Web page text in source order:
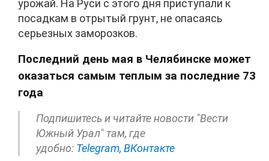
урожай. На Руси с этого дня приступали к
посадкам в отрытый грунт, не опасаясь
серьезных заморозков.
Последний день мая в Челябинске может
оказаться самым теплым за последние 73
года
Подпишитесь и читайте новости "Вести
Южный Урал" там, где
удобно: Telegram, ВКонтакте